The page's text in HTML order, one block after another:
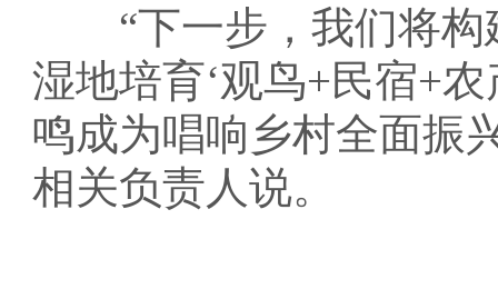
“下一步，我们将构
湿地培育‘观鸟+民宿+
鸣成为唱响乡村全面振
相关负责人说。